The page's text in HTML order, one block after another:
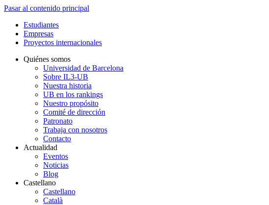
Pasar al contenido principal
Estudiantes
Empresas
Proyectos internacionales
Quiénes somos
Universidad de Barcelona
Sobre IL3-UB
Nuestra historia
UB en los rankings
Nuestro propósito
Comité de dirección
Patronato
Trabaja con nosotros
Contacto
Actualidad
Eventos
Noticias
Blog
Castellano
Castellano
Català